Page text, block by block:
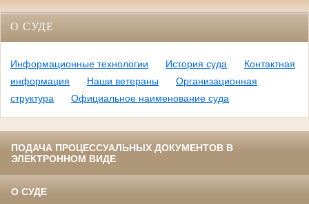
О СУДЕ
Информационные технологии История суда
Контактная
информация
Наши ветераны
Организационная
структура
Официальное наименование суда
ПОДАЧА ПРОЦЕССУАЛЬНЫХ ДОКУМЕНТОВ В
ЭЛЕКТРОННОМ ВИДЕ
О СУДЕ